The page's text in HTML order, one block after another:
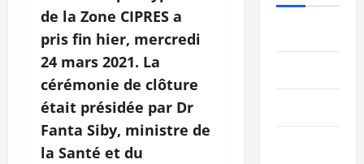
de la Zone CIPRES a
pris fin hier, mercredi
24 mars 2021. La
cérémonie de clôture
était présidée par Dr
Fanta Siby, ministre de
la Santé et du